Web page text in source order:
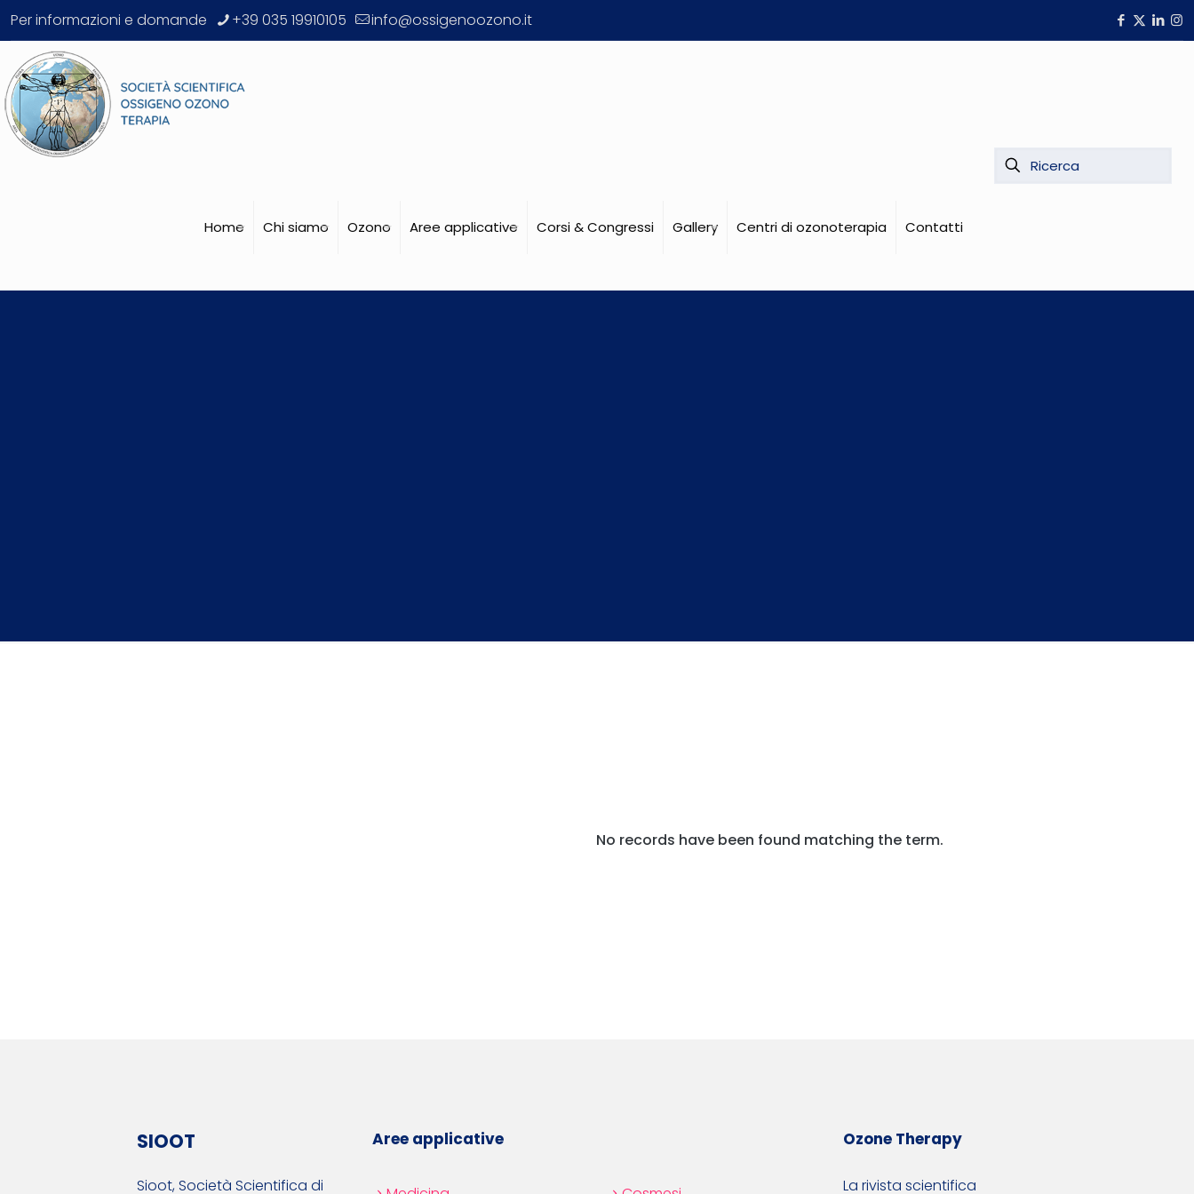
Per informazioni e domande +39 035 19910105 info@ossigenoozono.it
Home Chi siamo Ozono Aree applicative Corsi & Congressi Gallery Centri di ozonoterapia Contatti
No records have been found matching the term.
SIOOT
Sioot, Società Scientifica di
Aree applicative Ozone Therapy
La rivista scientifica